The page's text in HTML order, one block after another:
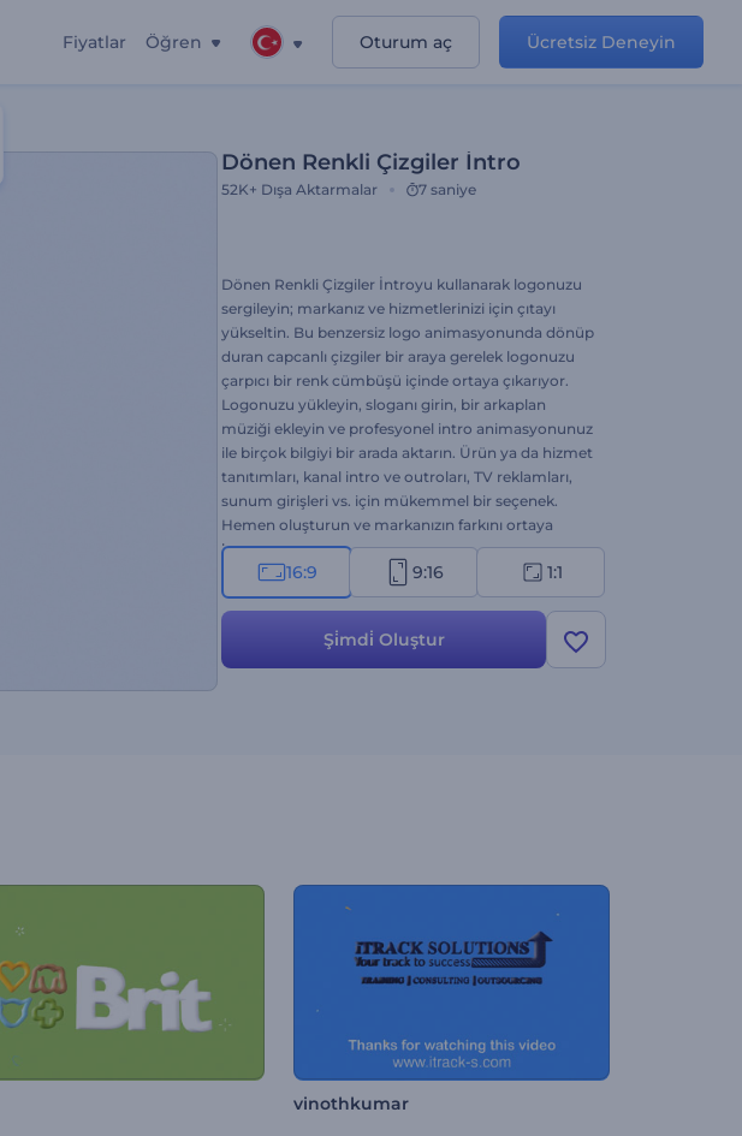
Fiyatlar Öğren Oturum aç Ücretsiz Deneyin
Dönen Renkli Çizgiler İntro
52K+ Dışa Aktarmalar 7 saniye
Dönen Renkli Çizgiler İntroyu kullanarak logonuzu
sergileyin; markanız ve hizmetlerinizi için çıtayı
yükseltin. Bu benzersiz logo animasyonunda dönüp
duran capcanlı çizgiler bir araya gerelek logonuzu
çarpıcı bir renk cümbüşü içinde ortaya çıkarıyor.
Logonuzu yükleyin, sloganı girin, bir arkaplan
müziği ekleyin ve profesyonel intro animasyonunuz
ile birçok bilgiyi bir arada aktarın. Ürün ya da hizmet
tanıtımları, kanal intro ve outroları, TV reklamları,
sunum girişleri vs. için mükemmel bir seçenek.
Hemen oluşturun ve markanızın farkını ortaya
koyun.
16:9 9:16 1:1
Şi̇mdi̇ Oluştur
vinothkumar